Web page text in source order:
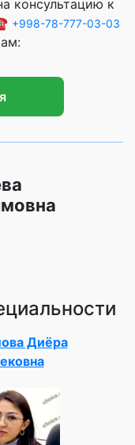
консультацию к
+998-78-777-03-03
Диёра